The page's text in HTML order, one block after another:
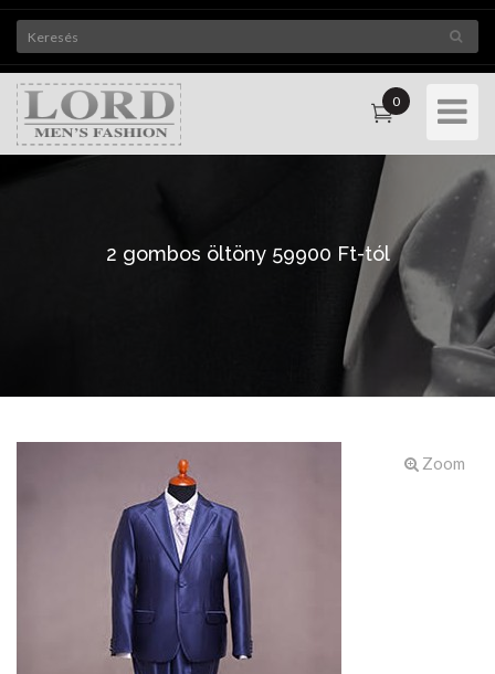
Toggle
0
2 gombos öltöny 59900 Ft-tól
Zoom